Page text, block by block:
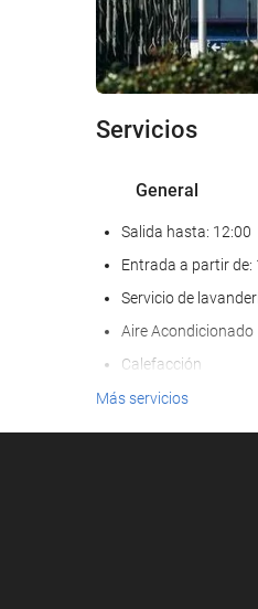
Servicios
General
Salida hasta: 12:00
Entrada a partir de:
Servicio de
Aire Acondicionado
Calefacción
Ascensor
AAdaptado para
Más servicios